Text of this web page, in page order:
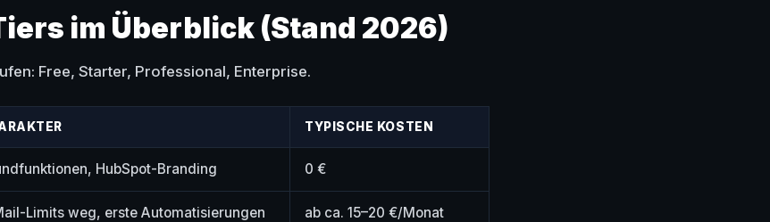
im Überblick (Stand 2026)
Free, Starter, Professional, Enterprise.
TYPISCHE KOSTEN
HubSpot-Branding 0 €
Limits weg, erste Automatisierungen ab ca. 15–20 €/Monat